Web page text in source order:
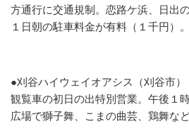
方通行に交通規制。恋路ケ浜、日出
１日朝の駐車料金が有料（１千円）。
●刈谷ハイウェイオアシス（刈谷市）
観覧車の初日の出特別営業。午後１
広場で獅子舞、こまの曲芸、鶏舞な